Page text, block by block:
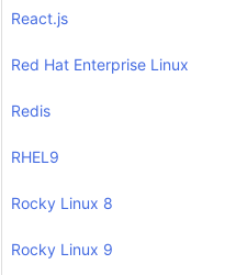
React.js
Red Hat Enterprise Linux
Redis
RHEL9
Rocky Linux 8
Rocky Linux 9